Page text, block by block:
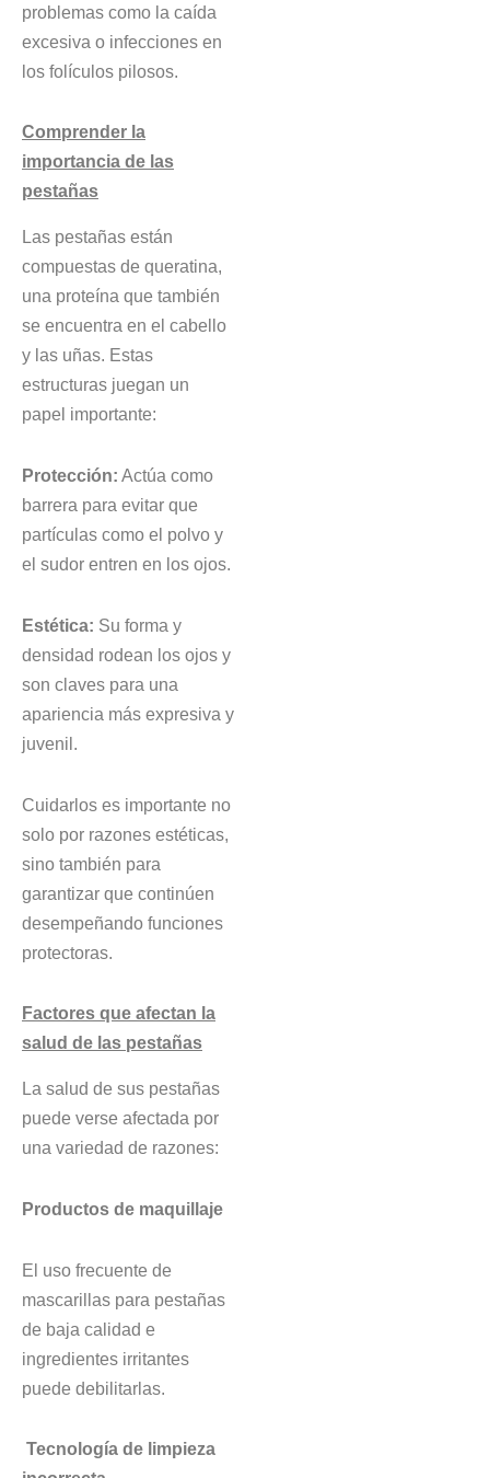
problemas como la caída
excesiva o infecciones en
los folículos pilosos.
Comprender la
importancia de las
pestañas
Las pestañas están
compuestas de queratina,
una proteína que también
se encuentra en el cabello
y las uñas. Estas
estructuras juegan un
papel importante:
Protección: Actúa como
barrera para evitar que
partículas como el polvo y
el sudor entren en los ojos.
Estética: Su forma y
densidad rodean los ojos y
son claves para una
apariencia más expresiva y
juvenil.
Cuidarlos es importante no
solo por razones estéticas,
sino también para
garantizar que continúen
desempeñando funciones
protectoras.
Factores que afectan la
salud de las pestañas
La salud de sus pestañas
puede verse afectada por
una variedad de razones:
Productos de maquillaje
El uso frecuente de
mascarillas para pestañas
de baja calidad e
ingredientes irritantes
puede debilitarlas.
Tecnología de limpieza